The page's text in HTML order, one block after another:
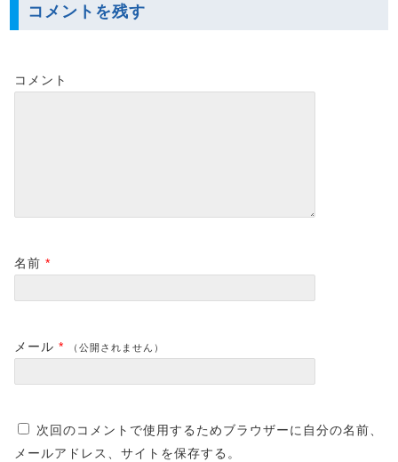
コメントを残す
コメント
名前 *
メール * （公開されません）
次回のコメントで使用するためブラウザーに自分の名前、
メールアドレス、サイトを保存する。